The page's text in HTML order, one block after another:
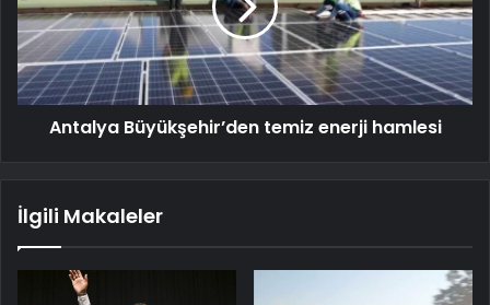
Antalya Büyükşehir’den temiz enerji hamlesi
İlgili Makaleler